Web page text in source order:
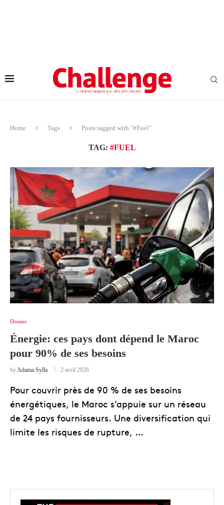
Home Tags Posts tagged with "#Fuel"
TAG: #FUEL
Dossier
Énergie: ces pays dont dépend le Maroc
pour 90% de ses besoins
byAdama Sylla 2 avril 2026
Pour couvrir près de 90 % de ses besoins
énergétiques, le Maroc s’appuie sur un réseau
de 24 pays fournisseurs. Une diversification qui
limite les risques de rupture, …